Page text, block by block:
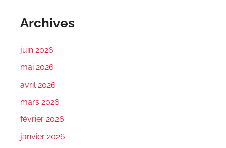
Archives
juin 2026
mai 2026
avril 2026
mars 2026
février 2026
janvier 2026